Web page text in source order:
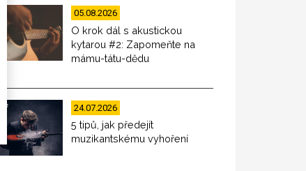
05.08.2026
O krok dál s akustickou
kytarou #2: Zapomeňte na
mámu-tátu-dědu
24.07.2026
5 tipů, jak předejít
muzikantskému vyhoření